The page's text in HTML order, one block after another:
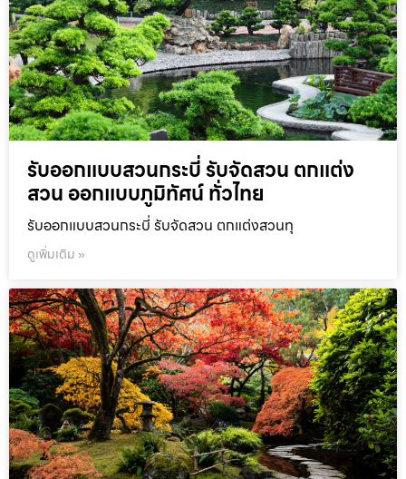
รับออกแบบสวนกระบี่ รับจัดสวน ตกแต่ง
สวน ออกแบบภูมิทัศน์ ทั่วไทย
รับออกแบบสวนกระบี่ รับจัดสวน ตกแต่งสวนทุ
ดูเพิ่มเติม »